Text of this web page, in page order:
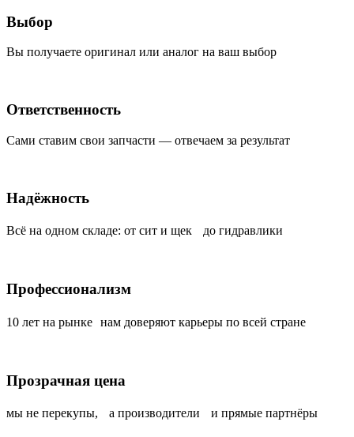
Выбор
Вы получаете оригинал или аналог на ваш выбор
Ответственность
Сами ставим свои запчасти — отвечаем за результат
Надёжность
Всё на одном складе: от сит и щек до гидравлики
Профессионализм
10 лет на рынке нам доверяют карьеры по всей стране
Прозрачная цена
мы не перекупы, а производители и прямые партнёры